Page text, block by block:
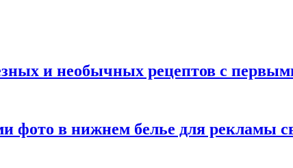
и необычных рецептов с
в нижнем белье для рекламы